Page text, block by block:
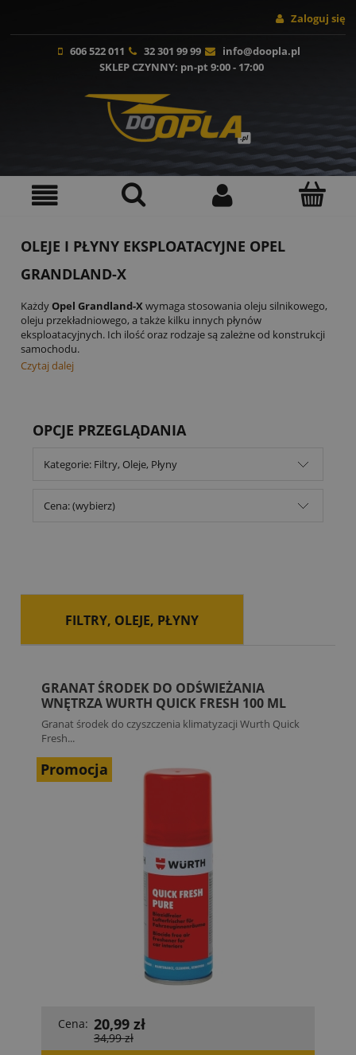
Zaloguj się
606 522 011 32 301 99 99
info@doopla.pl
SKLEP CZYNNY: pn-pt 9:00 - 17:00
OLEJE I PŁYNY EKSPLOATACYJNE OPEL
GRANDLAND-X
KażdyOpel Grandland-Xwymaga stosowania oleju silnikowego,
oleju przekładniowego, a także kilku innych płynów
eksploatacyjnych. Ich ilość oraz rodzaje są zależne od konstrukcji
samochodu.
Czytaj dalej
OPCJE PRZEGLĄDANIA
Kategorie: Filtry, Oleje, Płyny
Cena: (wybierz)
FILTRY, OLEJE, PŁYNY
GRANAT ŚRODEK DO ODŚWIEŻANIA
WNĘTRZA WURTH QUICK FRESH 100 ML
Granat środek do czyszczenia klimatyzacji Wurth Quick
Fresh...
Cena: 20,99 zł
34,99 zł
Promocja